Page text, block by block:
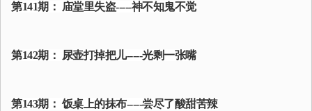
第141期： 庙堂里失盗-----神不知鬼不觉
第142期： 尿壶打掉把儿-----光剩一张嘴
第143期： 饭桌上的抹布-----尝尽了酸甜苦辣